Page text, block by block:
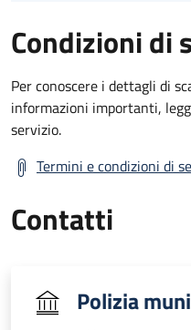
Condizioni di
Per conoscere i dettagli di
informazioni importanti,
servizio.
Termini e condizioni di
Contatti
Polizia